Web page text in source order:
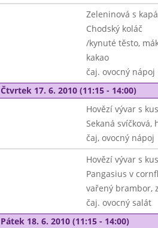
Zeleninová s
Chodský koláč
/kynuté těsto,
kakao
čaj. ovocný nápoj
Čtvrtek 17. 6. 2010 (11:15 - 14:00)
Hovězí vývar s
Sekaná svíčková,
čaj, ovocný nápoj
Hovězí vývar s
Pangasius v
vařený brambor,
čaj. ovocný salát
Pátek 18. 6. 2010 (11:15 - 14:00)